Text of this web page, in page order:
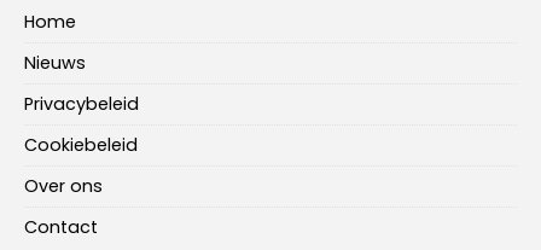
Home
Nieuws
Privacybeleid
Cookiebeleid
Over ons
Contact